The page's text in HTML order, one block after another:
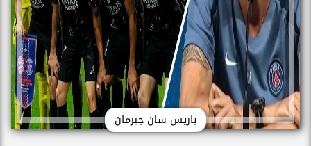
باريس سان جيرمان